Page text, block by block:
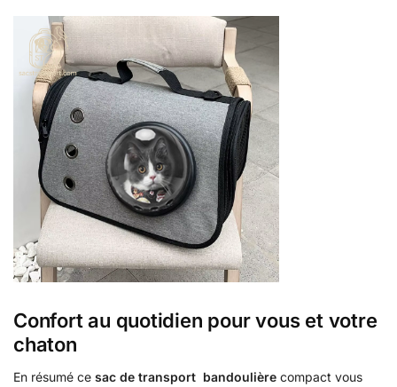
Confort au quotidien pour vous et votre
chaton
En résumé ce sac de transport bandoulière compact vous